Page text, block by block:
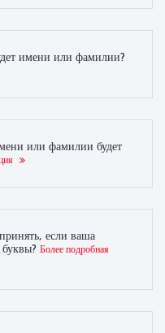
имени или фамилии?
или фамилии будет
если ваша
Более подробная